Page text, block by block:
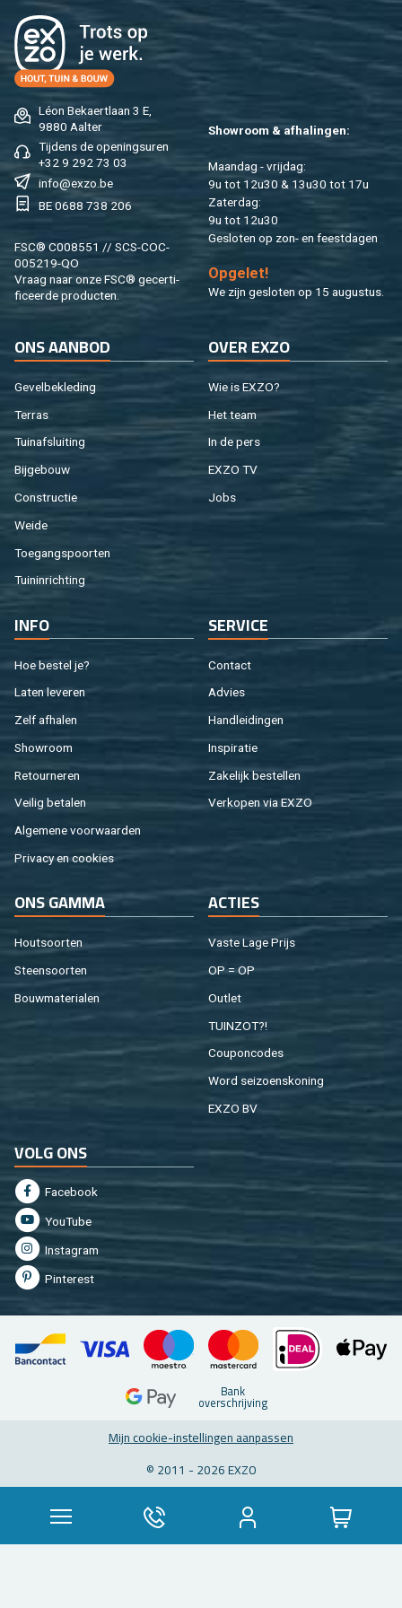
Léon Be­kaert­laan 3 E,
9880 Aal­ter
Tij­dens de ope­nings­uren
+32 9 292 73 03
info@​exzo.​be
BE 0688 738 206
FSC® C008551 // SCS-COC-
005219-QO
Vraag naar onze FSC® ge­cer­ti­
fi­ceer­de pro­duc­ten.
Show­room & af­ha­lin­gen:
Maan­dag - vrij­dag:
9u tot 12u30 & 13u30 tot 17u
Za­ter­dag:
9u tot 12u30
Ge­slo­ten op zon- en feest­da­gen
Op­ge­let!
We zijn ge­slo­ten op 15 au­gus­tus.
ONS AAN­BOD
Ge­vel­be­kle­ding
Ter­ras
Tuin­af­slui­ting
Bij­ge­bouw
Con­struc­tie
Weide
Toe­gangs­poor­ten
Tuin­in­rich­ting
OVER EXZO
Wie is EXZO?
Het team
In de pers
EXZO TV
Jobs
INFO
Hoe be­stel je?
Laten le­ve­ren
Zelf af­ha­len
Show­room
Re­tour­ne­ren
Vei­lig be­ta­len
Al­ge­me­ne voor­waar­den
Pri­va­cy en coo­kies
SER­VI­CE
Con­tact
Ad­vies
Hand­lei­din­gen
In­spi­ra­tie
Za­ke­lijk be­stel­len
Ver­ko­pen via EXZO
ONS GAMMA
Hout­soor­ten
Steen­soor­ten
Bouw­ma­te­ri­a­len
AC­TIES
Vaste Lage Prijs
OP = OP
Out­let
TUIN­ZOT?!
Cou­pon­co­des
Word sei­zoens­ko­ning
EXZO BV
VOLG ONS
Fa­cebook
You­Tu­be
In­st­agram
Pin­te­rest
Bank
over­schrij­ving
Mijn coo­kie-in­stel­lin­gen aan­pas­sen
© 2011 - 2026 EXZO